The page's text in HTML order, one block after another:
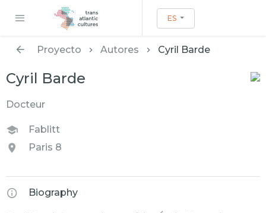
ES
Proyecto Autores Cyril Barde
Cyril Barde
Docteur
Fablitt
Paris 8
Biography